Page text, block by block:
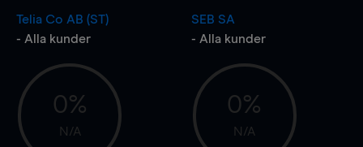
Telia Co AB (ST)
- Alla kunder
0%
N/A
SEB SA
- Alla kunder
0%
N/A